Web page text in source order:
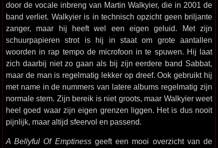
door de vocale inbreng van Martin Walkyier, die in 2001 de
band verliet. Walkyier is in technisch opzicht geen briljante
zanger, maar hij heeft wel een eigen geluid. Met zijn
schuurpapieren strot is hij in staat om grote aantallen
woorden in rap tempo de microfoon in te spuwen. Hij laat
zich daarbij niet zo gaan als bij zijn eerdere band Sabbat,
maar de man is regelmatig lekker op dreef. Ook gebruikt hij
met name in de nummers van latere albums regelmatig zijn
normale stem. Zijn bereik is niet groots, maar Walkyier weet
heel goed waar zijn eigen grenzen liggen. Het is dus nooit
pijnlijk, maar altijd sfeervol en passend.
A Bellyful Of Emptinessgeeft een mooi overzicht van de